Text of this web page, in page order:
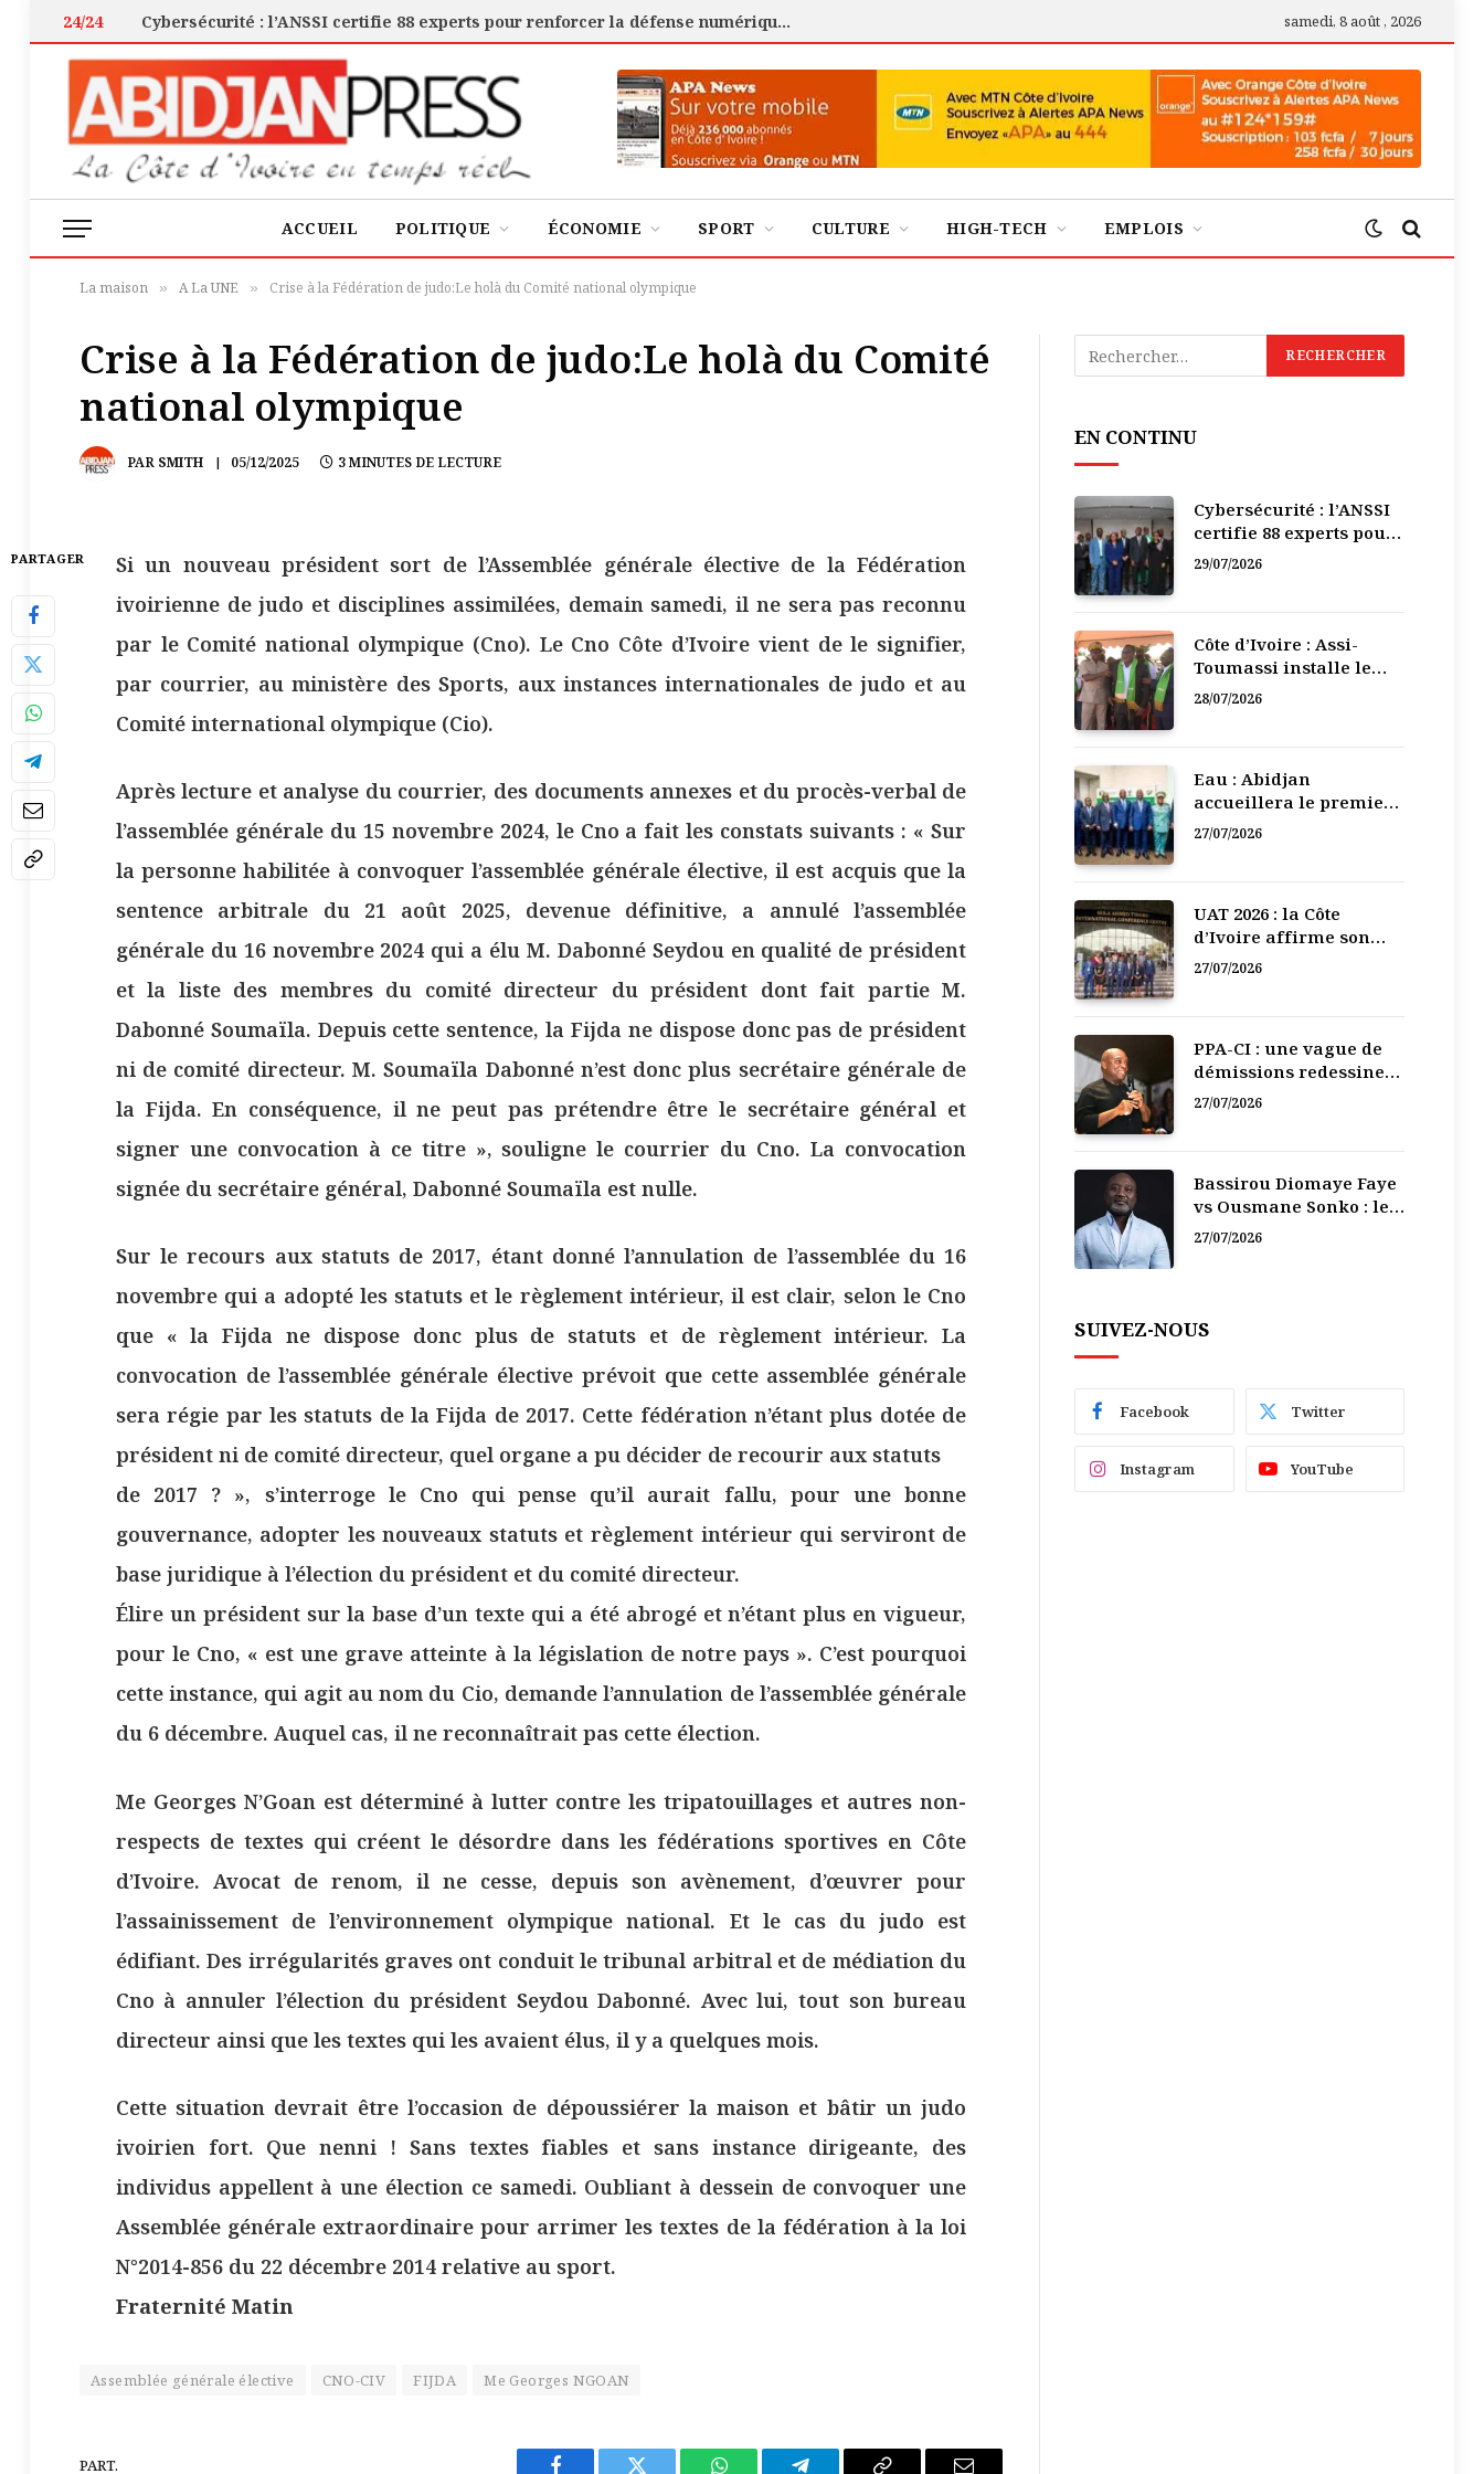
24/24 Cybersécurité : l’ANSSI certifie 88 experts pour renforcer la défense numérique de la Côte d’Ivoire samedi, 8 août , 2026
ACCUEIL POLITIQUE ÉCONOMIE SPORT CULTURE HIGH-TECH EMPLOIS
La maison » A La UNE » Crise à la Fédération de judo:Le holà du Comité national olympique
Crise à la Fédération de judo:Le holà du Comité
national olympique
PAR SMITH 05/12/2025 3 MINUTES DE LECTURE
PARTAGER
Si un nouveau président sort de l’Assemblée générale élective de la Fédération
ivoirienne de judo et disciplines assimilées, demain samedi, il ne sera pas reconnu
par le Comité national olympique (Cno). Le Cno Côte d’Ivoire vient de le signifier,
par courrier, au ministère des Sports, aux instances internationales de judo et au
Comité international olympique (Cio).
Après lecture et analyse du courrier, des documents annexes et du procès-verbal de
l’assemblée générale du 15 novembre 2024, le Cno a fait les constats suivants : « Sur
la personne habilitée à convoquer l’assemblée générale élective, il est acquis que la
sentence arbitrale du 21 août 2025, devenue définitive, a annulé l’assemblée
générale du 16 novembre 2024 qui a élu M. Dabonné Seydou en qualité de président
et la liste des membres du comité directeur du président dont fait partie M.
Dabonné Soumaïla. Depuis cette sentence, la Fijda ne dispose donc pas de président
ni de comité directeur. M. Soumaïla Dabonné n’est donc plus secrétaire générale de
la Fijda. En conséquence, il ne peut pas prétendre être le secrétaire général et
signer une convocation à ce titre », souligne le courrier du Cno. La convocation
signée du secrétaire général, Dabonné Soumaïla est nulle.
Sur le recours aux statuts de 2017, étant donné l’annulation de l’assemblée du 16
novembre qui a adopté les statuts et le règlement intérieur, il est clair, selon le Cno
que « la Fijda ne dispose donc plus de statuts et de règlement intérieur. La
convocation de l’assemblée générale élective prévoit que cette assemblée générale
sera régie par les statuts de la Fijda de 2017. Cette fédération n’étant plus dotée de
président ni de comité directeur, quel organe a pu décider de recourir aux statuts
de 2017 ? », s’interroge le Cno qui pense qu’il aurait fallu, pour une bonne
gouvernance, adopter les nouveaux statuts et règlement intérieur qui serviront de
base juridique à l’élection du président et du comité directeur.
Élire un président sur la base d’un texte qui a été abrogé et n’étant plus en vigueur,
pour le Cno, « est une grave atteinte à la législation de notre pays ». C’est pourquoi
cette instance, qui agit au nom du Cio, demande l’annulation de l’assemblée générale
du 6 décembre. Auquel cas, il ne reconnaîtrait pas cette élection.
Me Georges N’Goan est déterminé à lutter contre les tripatouillages et autres non-
respects de textes qui créent le désordre dans les fédérations sportives en Côte
d’Ivoire. Avocat de renom, il ne cesse, depuis son avènement, d’œuvrer pour
l’assainissement de l’environnement olympique national. Et le cas du judo est
édifiant. Des irrégularités graves ont conduit le tribunal arbitral et de médiation du
Cno à annuler l’élection du président Seydou Dabonné. Avec lui, tout son bureau
directeur ainsi que les textes qui les avaient élus, il y a quelques mois.
Cette situation devrait être l’occasion de dépoussiérer la maison et bâtir un judo
ivoirien fort. Que nenni ! Sans textes fiables et sans instance dirigeante, des
individus appellent à une élection ce samedi. Oubliant à dessein de convoquer une
Assemblée générale extraordinaire pour arrimer les textes de la fédération à la loi
N°2014-856 du 22 décembre 2014 relative au sport.
Fraternité Matin
Assemblée générale élective CNO-CIV FIJDA Me Georges NGOAN
PART.
EN CONTINU
Cybersécurité : l’ANSSI
certifie 88 experts pour
renforcer la défense
29/07/2026
Côte d’Ivoire : Assi-
Toumassi installe le
bureau exécutif de sa
28/07/2026
Eau : Abidjan
accueillera le premier
Forum régional de
27/07/2026
UAT 2026 : la Côte
d’Ivoire affirme son
leadership numérique
27/07/2026
PPA-CI : une vague de
démissions redessine
la recomposition
27/07/2026
Bassirou Diomaye Faye
vs Ousmane Sonko : le
vacarme du pouvoir ne
27/07/2026
SUIVEZ-NOUS
Facebook Twitter
Instagram YouTube